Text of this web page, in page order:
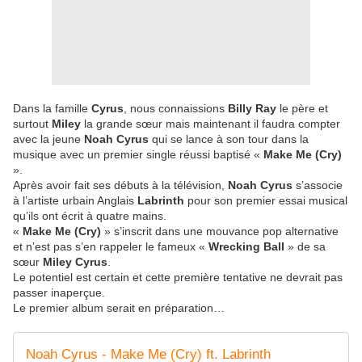
Dans la famille Cyrus , nous connaissions Billy Ray le père et
surtout Miley la grande sœur mais maintenant il faudra compter
avec la jeune Noah Cyrus qui se lance à son tour dans la
musique avec un premier single réussi baptisé « Make Me (Cry)
».
Après avoir fait ses débuts à la télévision, Noah Cyrus s’associe
à l’artiste urbain Anglais Labrinth pour son premier essai musical
qu’ils ont écrit à quatre mains.
« Make Me (Cry) » s’inscrit dans une mouvance pop alternative
et n’est pas s’en rappeler le fameux « Wrecking Ball » de sa
sœur Miley Cyrus
Le potentiel est certain et cette première tentative ne devrait pas
passer inaperçue.
Le premier album serait en préparation…
Noah Cyrus - Make Me (Cry) ft. Labrinth